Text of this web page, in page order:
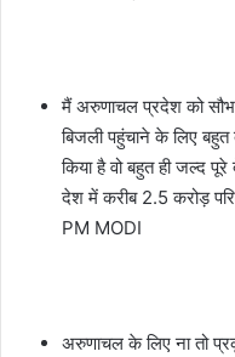
मैं अरुणाचल प्रदेश को
बिजली पहुंचाने के लिए
किया है वो बहुत ही जल्द
देश में करीब 2.5 करोड़
PM MODI
अरुणाचल के लिए ना तो